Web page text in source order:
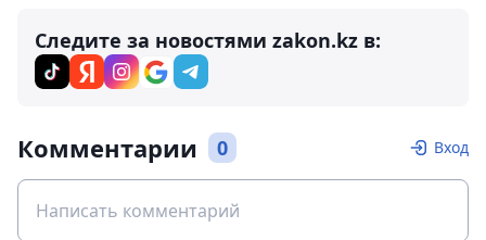
Следите за новостями zakon.kz в:
Комментарии 0 Вход